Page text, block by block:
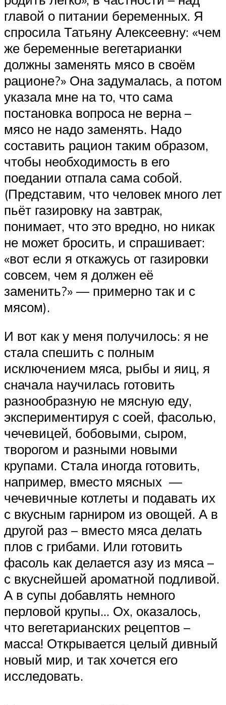
главой о питании беременных. Я
спросила Татьяну Алексеевну: «чем
же беременные вегетарианки
должны заменять мясо в своём
рационе?» Она задумалась, а потом
указала мне на то, что сама
постановка вопроса не верна –
мясо не надо заменять. Надо
составить рацион таким образом,
чтобы необходимость в его
поедании отпала сама собой.
(Представим, что человек много лет
пьёт газировку на завтрак,
понимает, что это вредно, но никак
не может бросить, и спрашивает:
«вот если я откажусь от газировки
совсем, чем я должен её
заменить?» — примерно так и с
мясом).
И вот как у меня получилось: я не
стала спешить с полным
исключением мяса, рыбы и яиц, я
сначала научилась готовить
разнообразную не мясную еду,
экспериментируя с соей, фасолью,
чечевицей, бобовыми, сыром,
творогом и разными новыми
крупами. Стала иногда готовить,
например, вместо мясных —
чечевичные котлеты и подавать их
с вкусным гарниром из овощей. А в
другой раз – вместо мяса делать
плов с грибами. Или готовить
фасоль как делается азу из мяса –
с вкуснейшей ароматной подливой.
А в супы добавлять немного
перловой крупы… Ох, оказалось,
что вегетарианских рецептов –
масса! Открывается целый дивный
новый мир, и так хочется его
исследовать.